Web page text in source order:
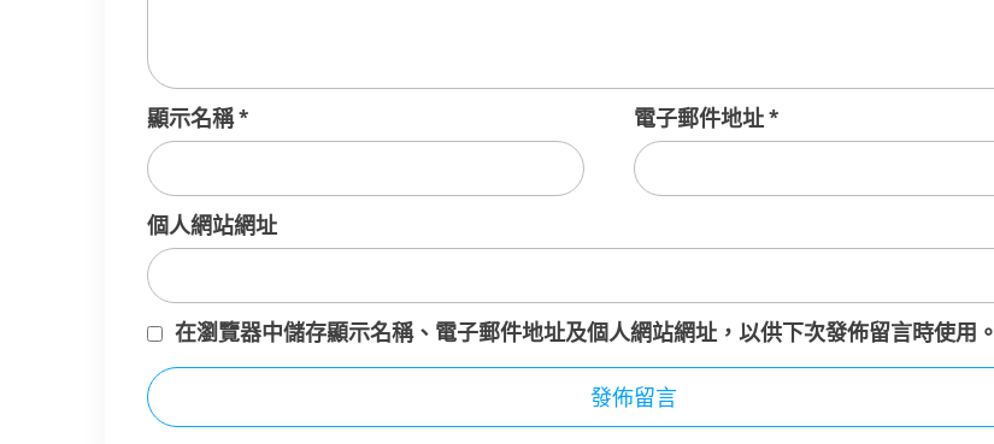
顯示名稱* 電子郵件地址*
個人網站網址
在瀏覽器中儲存顯示名稱、電子郵件地址及個人網站網址，以供下次發佈留言時使用。